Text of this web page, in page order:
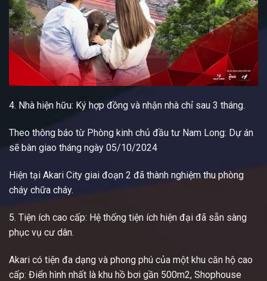
4. Nhà hiện hữu: Ký hợp đồng và nhận nhà chỉ sau 3 tháng.
Theo thông báo từ Phòng kinh chủ đầu tư Nam Long: Dự án
sẽ bàn giao tháng ngày 05/10/2024
Hiện tại Akari City giai đoạn 2 đã thành nghiệm thu phòng
cháy chữa cháy.
5. Tiện ích cao cấp: Hệ thống tiện ích hiện đại đã sẵn sàng
phục vụ cư dân.
Akari có tiện đa dạng và phong phú của một khu căn hộ cao
cấp: Điển hình nhất là khu hồ bơi gần 500m2, Shophouse